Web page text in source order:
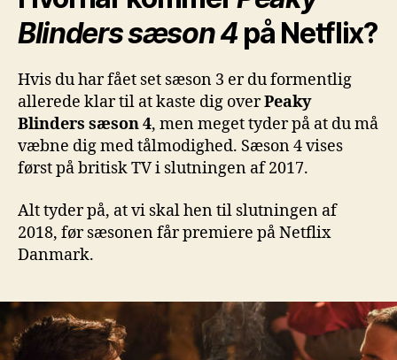
Blinders sæson 4 på Netflix?
Hvis du har fået set sæson 3 er du formentlig
allerede klar til at kaste dig overPeaky
Blinders sæson 4, men meget tyder på at du må
væbne dig med tålmodighed. Sæson 4 vises
først på britisk TV i slutningen af 2017.
Alt tyder på, at vi skal hen til slutningen af
2018, før sæsonen får premiere på Netflix
Danmark.